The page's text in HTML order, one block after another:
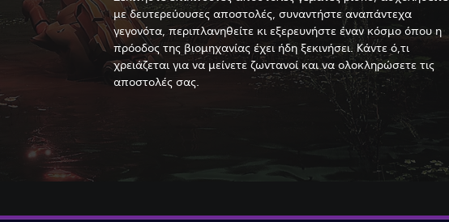
με δευτερεύουσες αποστολές, συναντήστε αναπάντεχα
γεγονότα, περιπλανηθείτε κι εξερευνήστε έναν κόσμο όπου η
πρόοδος της βιομηχανίας έχει ήδη ξεκινήσει. Κάντε ό,τι
χρειάζεται για να μείνετε ζωντανοί και να ολοκληρώσετε τις
αποστολές σας.